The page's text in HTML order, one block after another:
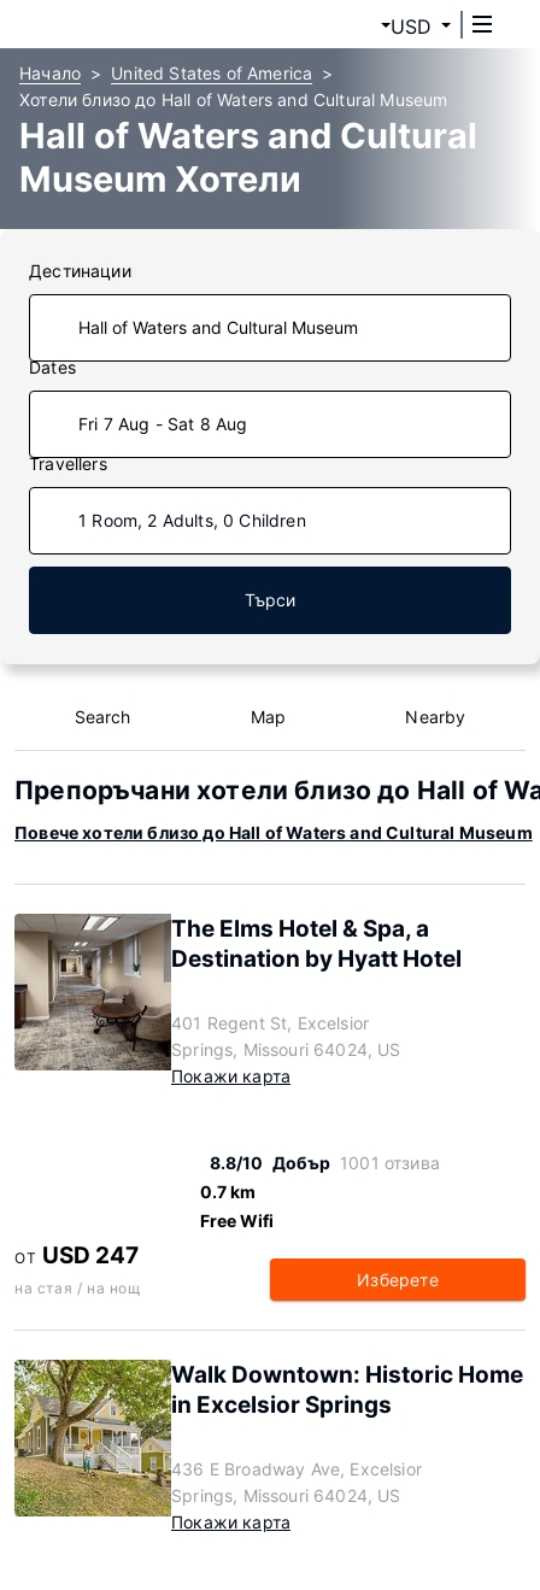
USD
Начало
United States of America
Хотели близо до Hall of Waters and Cultural Museum
Hall of Waters and Cultural
Museum Хотели
Дестинации
Dates
Fri 7 Aug - Sat 8 Aug
Travellers
1 Room, 2 Adults, 0 Children
Търси
Search Map Nearby
Препоръчани хотели близо до Hall of
Повече хотели близо до Hall of Waters and Cultural Museum
The Elms Hotel & Spa, a
Destination by Hyatt Hotel
401 Regent St, Excelsior
Springs, Missouri 64024, US
Покажи карта
8.8/10 Добър 1001 отзива
0.7 km
Free Wifi
ОТ USD 247
на стая / на нощ Изберете
Walk Downtown: Historic Home
in Excelsior Springs
436 E Broadway Ave, Excelsior
Springs, Missouri 64024, US
Покажи карта